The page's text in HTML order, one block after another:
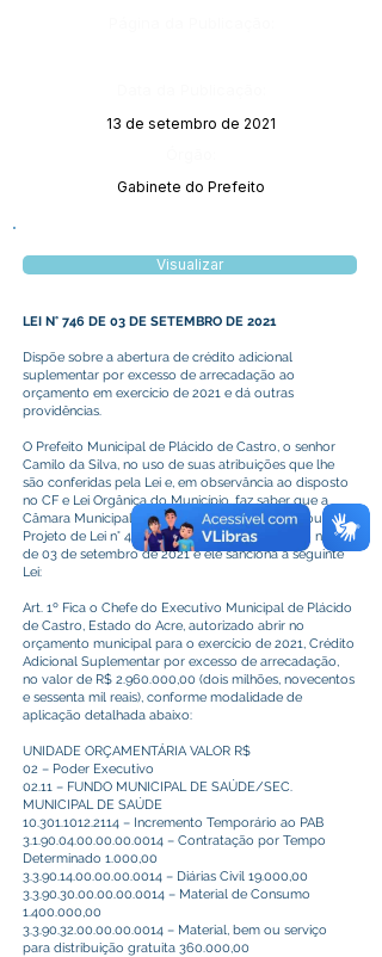
13 de setembro de 2021
Gabinete do Prefeito
Visualizar
LEI N° 746 DE 03 DE SETEMBRO DE 2021
Dispõe sobre a abertura de crédito adicional
suplementar por excesso de arrecadação ao
orçamento em exercício de 2021 e dá outras
providências.
O Prefeito Municipal de Plácido de Castro, o senhor
Camilo da Silva, no uso de suas atribuições que lhe
são conferidas pela Lei e, em observância ao disposto
no CF e Lei Orgânica do Município, faz saber que a
Câmara Municipal de Plácido de Castro, aprovou o
Projeto de Lei n° 47/2021, através do Autógrafo n° 44
de 03 de setembro de 2021 e ele sanciona a seguinte
Lei:
Art. 1º Fica o Chefe do Executivo Municipal de Plácido
de Castro, Estado do Acre, autorizado abrir no
orçamento municipal para o exercício de 2021, Crédito
Adicional Suplementar por excesso de arrecadação,
no valor de R$ 2.960.000,00 (dois milhões, novecentos
e sessenta mil reais), conforme modalidade de
aplicação detalhada abaixo:
UNIDADE ORÇAMENTÁRIA VALOR R$
02 – Poder Executivo
02.11 – FUNDO MUNICIPAL DE SAÚDE/SEC.
MUNICIPAL DE SAÚDE
10.301.1012.2114 – Incremento Temporário ao PAB
3.1.90.04.00.00.00.0014 – Contratação por Tempo
Determinado 1.000,00
3.3.90.14.00.00.00.0014 – Diárias Civil 19.000,00
3.3.90.30.00.00.00.0014 – Material de Consumo
1.400.000,00
3.3.90.32.00.00.00.0014 – Material, bem ou serviço
para distribuição gratuita 360.000,00